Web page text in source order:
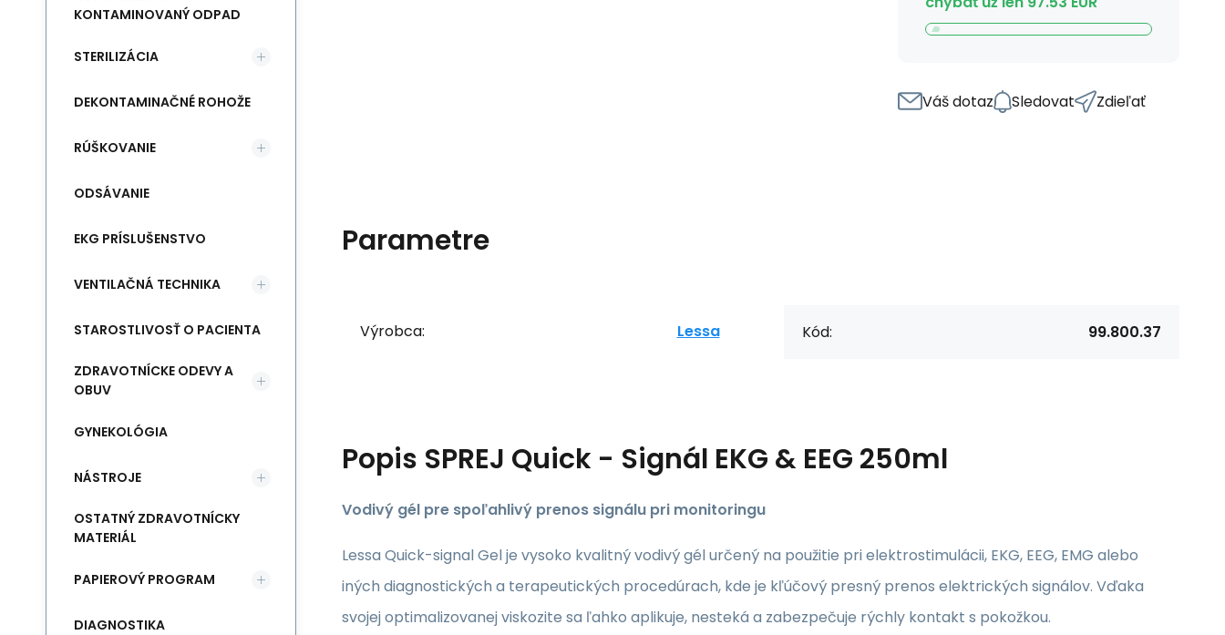
Váš dotaz Sledovat Zdieľať
Parametre
Výrobca: Lessa Kód: 99.800.37
Popis SPREJ Quick - Signál EKG & EEG 250ml
Vodivý gél pre spoľahlivý prenos signálu pri monitoringu
Lessa Quick-signal Gel je vysoko kvalitný vodivý gél určený na použitie pri elektrostimulácii, EKG, EEG, EMG alebo
iných diagnostických a terapeutických procedúrach, kde je kľúčový presný prenos elektrických signálov. Vďaka
svojej optimalizovanej viskozite sa ľahko aplikuje, nesteká a zabezpečuje rýchly kontakt s pokožkou.
KONTAMINOVANÝ ODPAD
STERILIZÁCIA
DEKONTAMINAČNÉ ROHOŽE
RÚŠKOVANIE
ODSÁVANIE
EKG PRÍSLUŠENSTVO
VENTILAČNÁ TECHNIKA
STAROSTLIVOSŤ O PACIENTA
ZDRAVOTNÍCKE ODEVY A
OBUV
GYNEKOLÓGIA
NÁSTROJE
OSTATNÝ ZDRAVOTNÍCKY
MATERIÁL
PAPIEROVÝ PROGRAM
DIAGNOSTIKA